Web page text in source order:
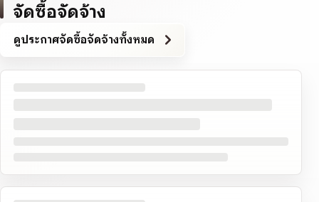
จัดซื้อจัดจ้าง
ดูประกาศจัดซื้อจัดจ้างทั้งหมด